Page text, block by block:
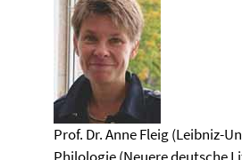
Prof. Dr. Anne Fleig (Leibniz-